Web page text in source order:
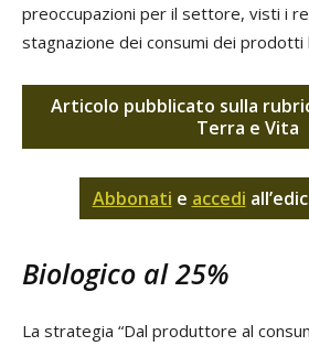
preoccupazioni per il settore, visti i
stagnazione dei consumi dei prodotti
Articolo pubblicato sulla
Terra e Vita
Abbonati e accedi
Biologico al 25%
La strategia “Dal produttore al